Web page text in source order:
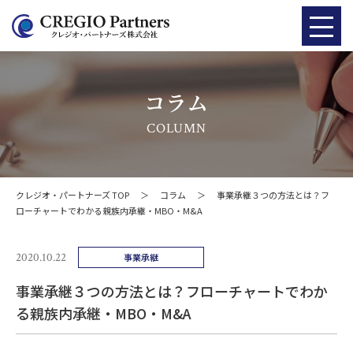
コラム
COLUMN
クレジオ・パートナーズ TOP ＞ コラム ＞
事業承継３つの方法とは？フ
ローチャートでわかる親族内承継・MBO・M&A
2020.10.22 事業承継
事業承継３つの方法とは？フローチャートでわか
る親族内承継・MBO・M&A